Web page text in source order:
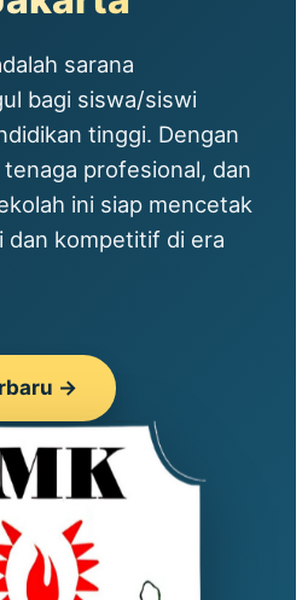
sarana
bagi siswa/siswi
tinggi. Dengan
profesional, dan
ini siap mencetak
dan kompetitif di era
→